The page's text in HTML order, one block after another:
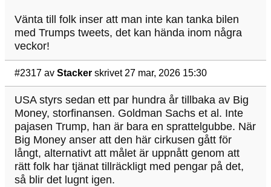
Vänta till folk inser att man inte kan tanka bilen
med Trumps tweets, det kan hända inom några
veckor!
#2317 av Stacker skrivet 27 mar, 2026 15:30
USA styrs sedan ett par hundra år tillbaka av Big
Money, storfinansen. Goldman Sachs et al. Inte
pajasen Trump, han är bara en sprattelgubbe. När
Big Money anser att den här cirkusen gått för
långt, alternativt att målet är uppnått genom att
rätt folk har tjänat tillräckligt med pengar på det,
så blir det lugnt igen.